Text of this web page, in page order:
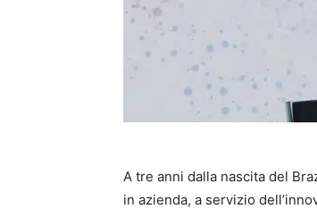
A tre anni dalla nascita del
in azienda, a servizio